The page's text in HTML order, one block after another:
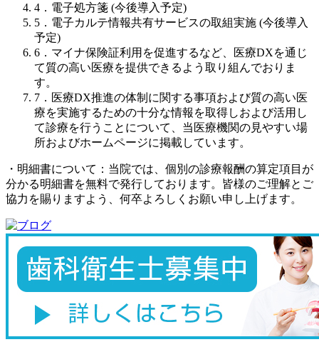
4．電子処方箋 (今後導入予定)
5．電子カルテ情報共有サービスの取組実施 (今後導入
予定)
6．マイナ保険証利用を促進するなど、医療DXを通じ
て質の高い医療を提供できるよう取り組んでおりま
す。
7．医療DX推進の体制に関する事項および質の高い医
療を実施するための十分な情報を取得しおよび活用し
て診療を行うことについて、当医療機関の見やすい場
所およびホームページに掲載しています。
・明細書について：当院では、個別の診療報酬の算定項目が
分かる明細書を無料で発行しております。皆様のご理解とご
協力を賜りますよう、何卒よろしくお願い申し上げます。